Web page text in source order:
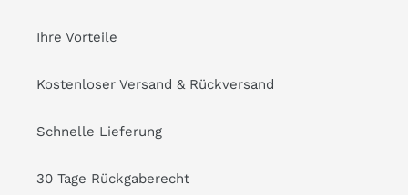
Ihre Vorteile
Kostenloser Versand & Rückversand
Schnelle Lieferung
30 Tage Rückgaberecht